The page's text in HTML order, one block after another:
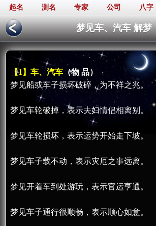
起名 测名 专家 公司 八字
梦见车、汽车 解梦
【1】车、汽车 （物 品）
梦见船或车子损坏破碎，为不祥之兆。
梦见车轮破掉，表示夫妇情侣相离别。
梦见车轮损坏，表示运势开始走下坡。
梦见车子载不动，表示灾厄之事远离。
梦见开着车到处游玩，表示官运亨通。
梦见车子通行很顺畅，表示顺心如意。